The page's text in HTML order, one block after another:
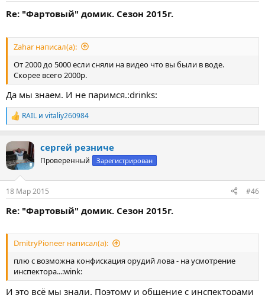
Re: "Фартовый" домик. Сезон 2015г.
Zahar написал(а):
От 2000 до 5000 если сняли на видео что вы были в воде.
Скорее всего 2000р.
Да мы знаем. И не паримся.:drinks:
Р
е
к
ц
и
RAIL и vitaliy260984
сергей резниче
Проверенный Зарегистрирован
18 Мар 2015 #46
Re: "Фартовый" домик. Сезон 2015г.
DmitryPioneer написал(а):
плю с возможна конфискация орудий лова - на усмотрение
инспектора...:wink:
И это всё мы знали. Поэтому и общение с инспекторами